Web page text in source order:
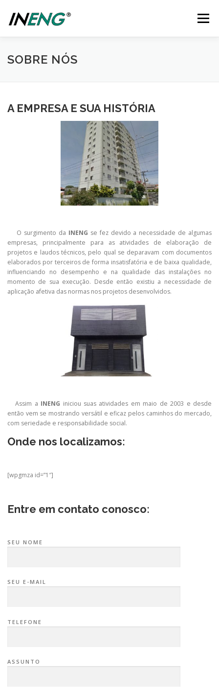
para
Menu
SERVIÇOS QUEM SOMOS
SOBRE NÓS
A EMPRESA E SUA HISTÓRIA
O surgimento da INENG se fez devido a necessidade de algumas
empresas, principalmente para as atividades de elaboração de
projetos e laudos técnicos, pelo qual se deparavam com documentos
elaborados por terceiros de forma insatisfatória e de baixa qualidade,
influenciando no desempenho e na qualidade das instalações no
momento de sua execução. Desde então existiu a necessidade de
aplicação afetiva das normas nos projetos desenvolvidos.
Assim a INENG iniciou suas atividades em maio de 2003 e desde
então vem se mostrando versátil e eficaz pelos caminhos do mercado,
com seriedade e responsabilidade social.
Onde nos localizamos:
[wpgmza id=”1″]
Entre em contato conosco:
SEU NOME
SEU E-MAIL
TELEFONE
ASSUNTO